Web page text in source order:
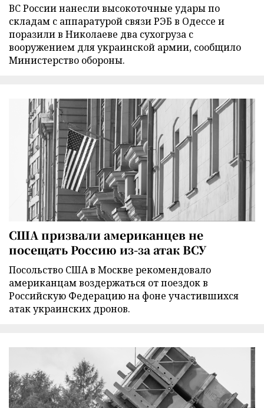
ВС России нанесли высокоточные удары по
складам с аппаратурой связи РЭБ в Одессе и
поразили в Николаеве два сухогруза с
вооружением для украинской армии, сообщило
Министерство обороны.
США призвали американцев не
посещать Россию из-за атак ВСУ
Посольство США в Москве рекомендовало
американцам воздержаться от поездок в
Российскую Федерацию на фоне участившихся
атак украинских дронов.